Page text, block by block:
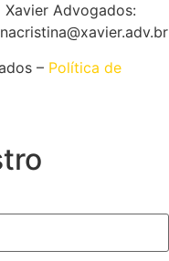
Advogados:
– Política de